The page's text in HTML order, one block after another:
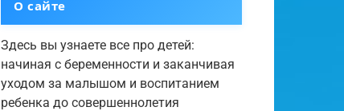
О сайте
Здесь вы узнаете все про детей:
начиная с беременности и заканчивая
уходом за малышом и воспитанием
ребенка до совершеннолетия